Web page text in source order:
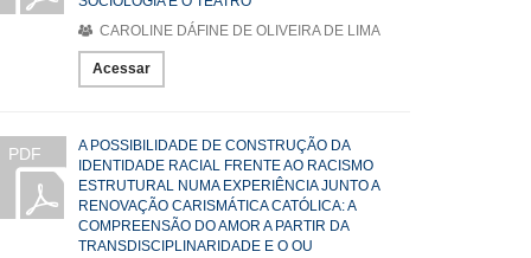
CAROLINE DÁFINE DE OLIVEIRA DE LIMA
Acessar
PDF
A POSSIBILIDADE DE CONSTRUÇÃO DA
IDENTIDADE RACIAL FRENTE AO RACISMO
ESTRUTURAL NUMA EXPERIÊNCIA JUNTO A
RENOVAÇÃO CARISMÁTICA CATÓLICA: A
COMPREENSÃO DO AMOR A PARTIR DA
TRANSDISCIPLINARIDADE E O OU